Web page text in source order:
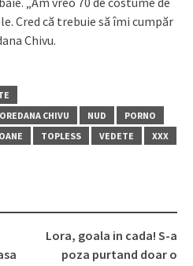
Cred că trebuie să îmi cumpăr
Chivu.
CHIVU NUD
PORNO
TOPLESS VEDETE XXX
Lora, goala in cada! S-a
poza purtand doar o